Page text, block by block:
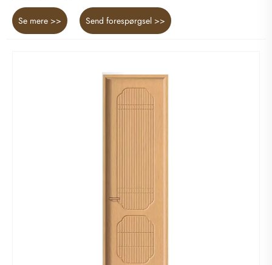
Se mere >> Send forespørgsel >>